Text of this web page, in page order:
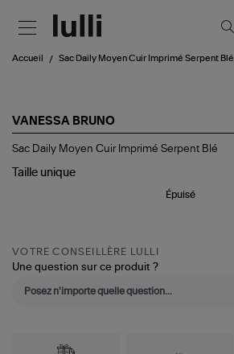
Accueil Sac Daily Moyen Cuir Imprimé Serpent Blé
VANESSA BRUNO
Sac
Moyen
Sac Daily Moyen Cuir Imprimé Serpent Blé
Taille unique
Épuisé
VOTRE CONSEILLÈRE LULLI
Une question sur ce produit ?